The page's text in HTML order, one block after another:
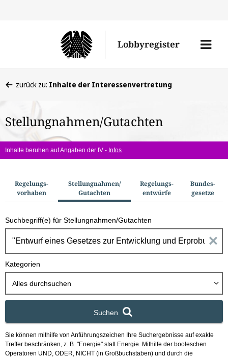
den
Lobbyregister
Menü
befinden
hier:
zurück zu: Inhalte der Interessenvertretung
Stellungnahmen/Gutachten
Inhalte beruhen auf Angaben der IV - Infos
u
c
h
o
Regelungs­
vorhaben
Stellungnahmen/​
Gutachten
Regelungs­
entwürfe
Bundes­
gesetze
Suchbegriff(e) für Stellungnahmen/Gutachten
n
g
a
Kategorien
Alles durchsuchen
Suchen
Sie können mithilfe von Anführungszeichen Ihre Suchergebnisse auf exakte
Treffer beschränken, z. B. "Energie" statt Energie. Mithilfe der booleschen
Operatoren UND, ODER, NICHT (in Großbuchstaben) und durch die